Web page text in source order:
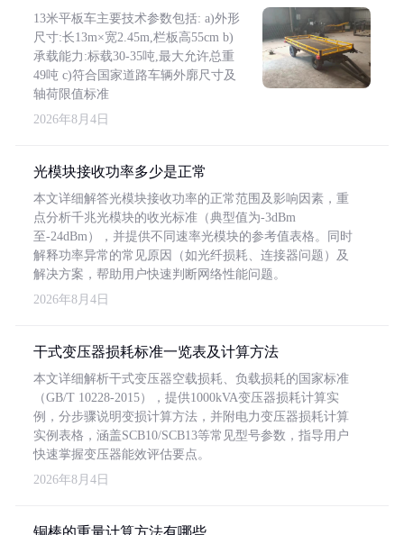
13米平板车主要技术参数包括: a)外形
尺寸:长13m×宽2.45m,栏板高55cm b)
承载能力:标载30-35吨,最大允许总重
49吨 c)符合国家道路车辆外廓尺寸及
轴荷限值标准
2026年8月4日
光模块接收功率多少是正常
本文详细解答光模块接收功率的正常范围及影响因素，重
点分析千兆光模块的收光标准（典型值为-3dBm
至-24dBm），并提供不同速率光模块的参考值表格。同时
解释功率异常的常见原因（如光纤损耗、连接器问题）及
解决方案，帮助用户快速判断网络性能问题。
2026年8月4日
干式变压器损耗标准一览表及计算方法
本文详细解析干式变压器空载损耗、负载损耗的国家标准
（GB/T 10228-2015），提供1000kVA变压器损耗计算实
例，分步骤说明变损计算方法，并附电力变压器损耗计算
实例表格，涵盖SCB10/SCB13等常见型号参数，指导用户
快速掌握变压器能效评估要点。
2026年8月4日
铜棒的重量计算方法有哪些